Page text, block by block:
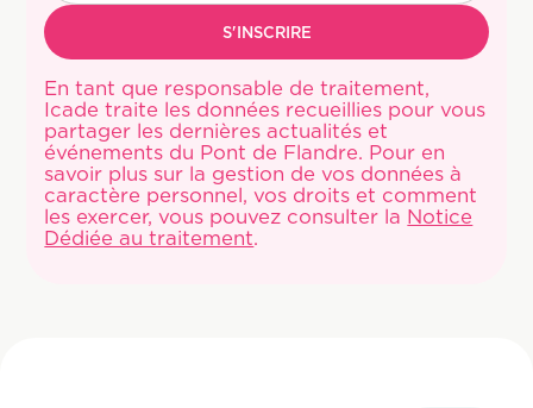
En tant que responsable de traitement,
Icade traite les données recueillies pour vous
partager les dernières actualités et
événements du Pont de Flandre. Pour en
savoir plus sur la gestion de vos données à
caractère personnel, vos droits et comment
les exercer, vous pouvez consulter la Notice
Dédiée au traitement.